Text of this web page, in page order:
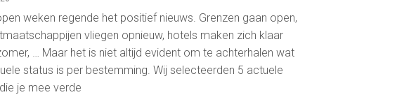
weken regende het positief nieuws. Grenzen gaan open,
vliegen opnieuw, hotels maken zich klaar
… Maar het is niet altijd evident om te achterhalen wat
status is per bestemming. Wij selecteerden 5 actuele
je mee verde